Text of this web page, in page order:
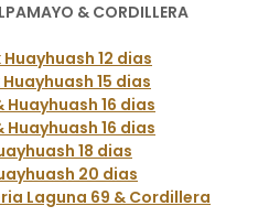
& CORDILLERA
12 dias
15 dias
16 dias
16 dias
18 dias
20 dias
Laguna 69 & Cordillera